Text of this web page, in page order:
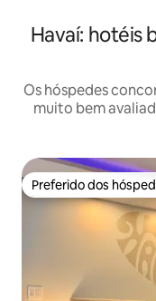
Havaí: hotéis
Os hóspedes
muito bem
Preferido dos
Preferido dos